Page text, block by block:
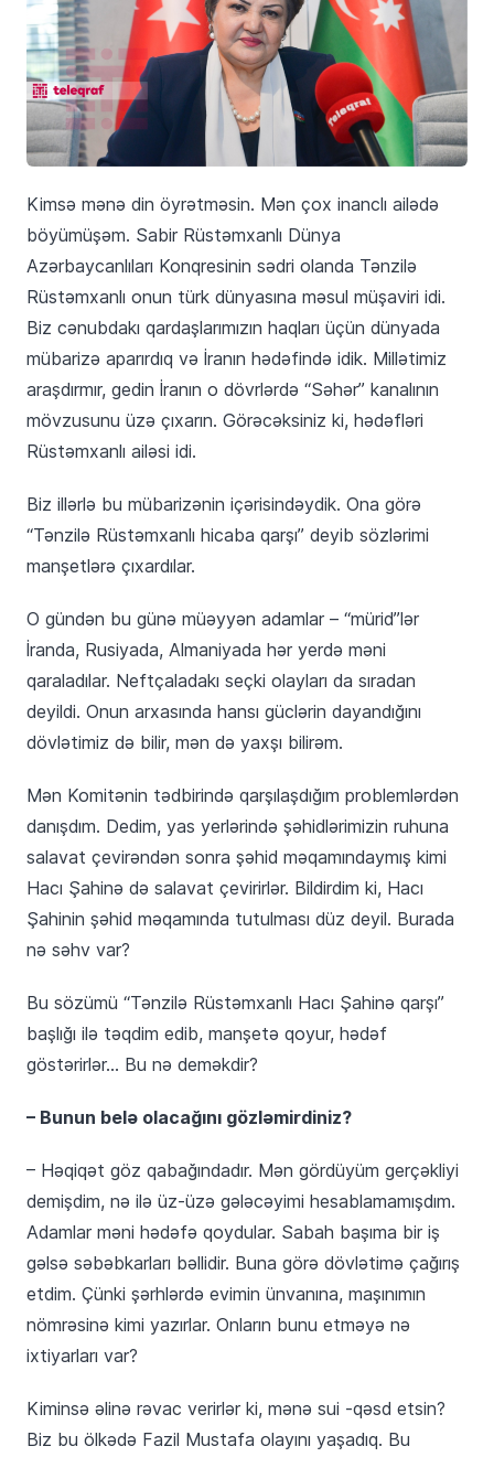
Kimsə mənə din öyrətməsin. Mən çox inanclı ailədə
böyümüşəm. Sabir Rüstəmxanlı Dünya
Azərbaycanlıları Konqresinin sədri olanda Tənzilə
Rüstəmxanlı onun türk dünyasına məsul müşaviri idi.
Biz cənubdakı qardaşlarımızın haqları üçün dünyada
mübarizə aparırdıq və İranın hədəfində idik. Millətimiz
araşdırmır, gedin İranın o dövrlərdə “Səhər” kanalının
mövzusunu üzə çıxarın. Görəcəksiniz ki, hədəfləri
Rüstəmxanlı ailəsi idi.
Biz illərlə bu mübarizənin içərisindəydik. Ona görə
“Tənzilə Rüstəmxanlı hicaba qarşı” deyib sözlərimi
manşetlərə çıxardılar.
O gündən bu günə müəyyən adamlar – “mürid”lər
İranda, Rusiyada, Almaniyada hər yerdə məni
qaraladılar. Neftçaladakı seçki olayları da sıradan
deyildi. Onun arxasında hansı güclərin dayandığını
dövlətimiz də bilir, mən də yaxşı bilirəm.
Mən Komitənin tədbirində qarşılaşdığım problemlərdən
danışdım. Dedim, yas yerlərində şəhidlərimizin ruhuna
salavat çevirəndən sonra şəhid məqamındaymış kimi
Hacı Şahinə də salavat çevirirlər. Bildirdim ki, Hacı
Şahinin şəhid məqamında tutulması düz deyil. Burada
nə səhv var?
Bu sözümü “Tənzilə Rüstəmxanlı Hacı Şahinə qarşı”
başlığı ilə təqdim edib, manşetə qoyur, hədəf
göstərirlər… Bu nə deməkdir?
– Bunun belə olacağını gözləmirdiniz?
– Həqiqət göz qabağındadır. Mən gördüyüm gerçəkliyi
demişdim, nə ilə üz-üzə gələcəyimi hesablamamışdım.
Adamlar məni hədəfə qoydular. Sabah başıma bir iş
gəlsə səbəbkarları bəllidir. Buna görə dövlətimə çağırış
etdim. Çünki şərhlərdə evimin ünvanına, maşınımın
nömrəsinə kimi yazırlar. Onların bunu etməyə nə
ixtiyarları var?
Kiminsə əlinə rəvac verirlər ki, mənə sui -qəsd etsin?
Biz bu ölkədə Fazil Mustafa olayını yaşadıq. Bu